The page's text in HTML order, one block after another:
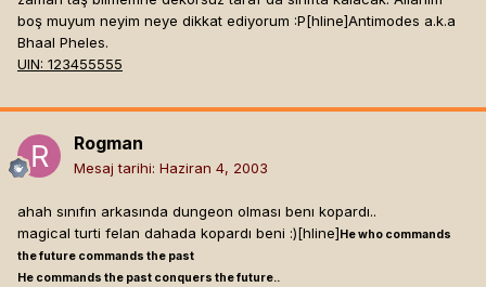
boş muyum neyim neye dikkat ediyorum :P[hline]Antimodes a.k.a
Bhaal Pheles.
UIN: 123455555
Rogman
Mesaj tarihi: Haziran 4, 2003
ahah sınıfın arkasında dungeon olması benı kopardı..
magical turti felan dahada kopardı beni :)[hline] He who commands
the future commands the past
He commands the past conquers the future..